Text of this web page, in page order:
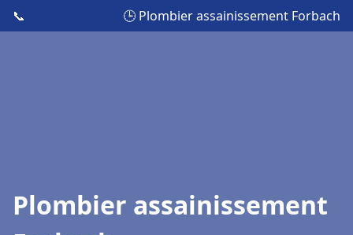
📞 🕒 Plombier assainissement Forbach
Plombier assainissement